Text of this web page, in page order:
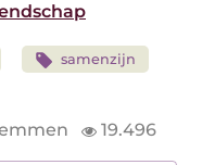
samenzijn
19.496